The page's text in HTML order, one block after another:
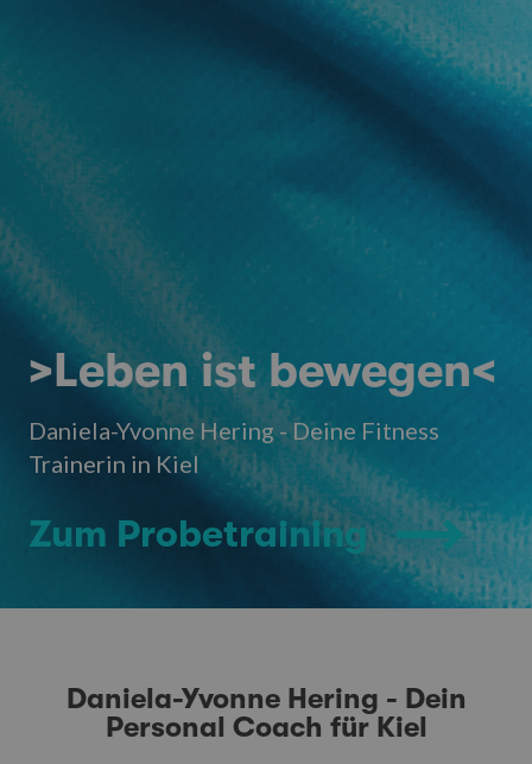
>Leben ist bewegen<
Daniela-Yvonne Hering - Deine Fitness
Trainerin in Kiel
Zum Probetraining
Daniela-Yvonne Hering - Dein
Personal Coach für Kiel